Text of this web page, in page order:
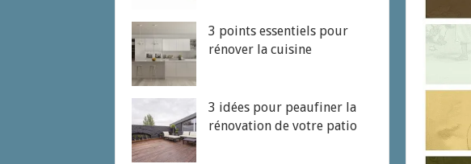
3 points essentiels pour
rénover la cuisine
3 idées pour peaufiner la
rénovation de votre patio